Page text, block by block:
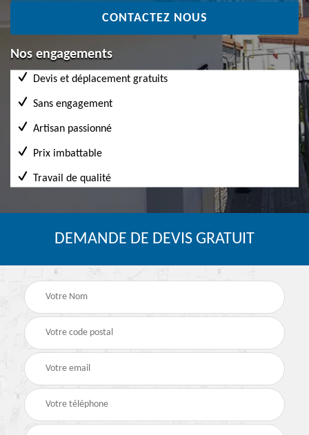
CONTACTEZ NOUS
Nos engagements
Devis et déplacement gratuits
Sans engagement
Artisan passionné
Prix imbattable
Travail de qualité
DEMANDE DE DEVIS GRATUIT